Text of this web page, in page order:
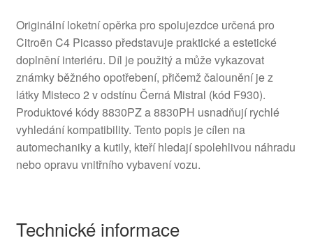
Originální loketní opěrka pro spolujezdce určená pro
Citroën C4 Picasso představuje praktické a estetické
doplnění interiéru. Díl je použitý a může vykazovat
známky běžného opotřebení, přičemž čalounění je z
látky Misteco 2 v odstínu Černá Mistral (kód F930).
Produktové kódy 8830PZ a 8830PH usnadňují rychlé
vyhledání kompatibility. Tento popis je cílen na
automechaniky a kutily, kteří hledají spolehlivou náhradu
nebo opravu vnitřního vybavení vozu.
Technické informace